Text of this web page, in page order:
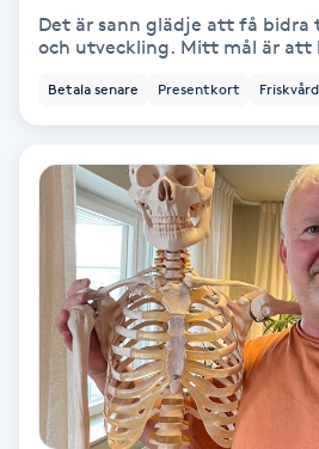
Naprapati
NBE-massage
Ny frisyr
Olaplex
Olaplexbehandling
Det är sann glädje att få bidra
och utveckling. Mitt mål
Betala senare Presentkort Friskvård